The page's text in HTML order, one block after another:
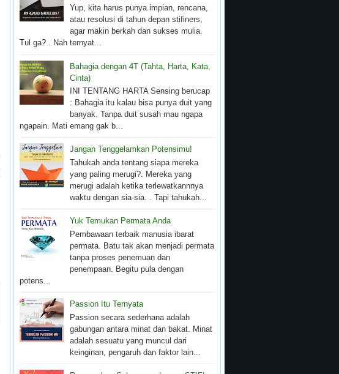
Yup, kita harus punya impian, rencana,
atau resolusi di tahun depan stifiners,
agar makin berkah dan sukses mulia.
Tul ga? . Nah ternyat...
Bahagia dengan 4T (Tahta, Harta, Kata,
Cinta)
INI TENTANG HARTA Sensing berucap
: Bahagia itu kalau bisa punya duit yang
banyak. Tanpa duit susah mau ngapa
ngapain. Mati emang gak b...
Jangan Tenggelamkan Potensimu!
Tahukah anda tentang siapa mereka
yang paling merugi?. Mereka yang
merugi adalah ketika terlewatkannnya
waktu dengan sia-sia. . Tapi tahukah...
Yuk Temukan Permata Anda
Pembawaan terbaik manusia ibarat
permata. Batu tak akan menjadi permata
tanpa proses penemuan dan
penempaan. Begitu pula dengan
potens...
Passion Itu Ternyata
Passion secara sederhana adalah
gabungan antara minat dan bakat. Minat
adalah sesuatu yang muncul dari
keinginan, pengaruh dan faktor lain...